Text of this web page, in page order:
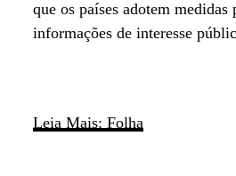
que os países adotem
informações de interesse
Leia Mais: Folha